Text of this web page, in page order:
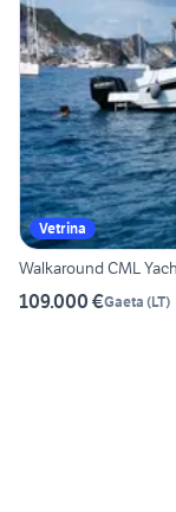
Vetrina
Walkaround CML
109.000 €Gaeta (LT)